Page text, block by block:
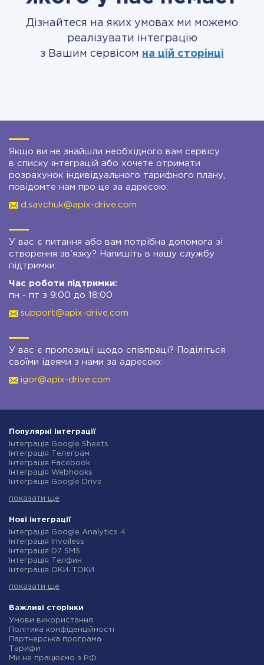
Дізнайтеся на яких умовах ми можемо
реалізувати інтеграцію
з Вашим сервісом на цій сторінці
Якщо ви не знайшли необхідного вам сервісу
в списку інтеграцій або хочете отримати
розрахунок індивідуального тарифного плану,
повідомте нам про це за адресою:
d.savchuk@apix-drive.com
У вас є питання або вам потрібна допомога зі
створення зв'язку? Напишіть в нашу службу
підтримки:
Час роботи підтримки:
пн - пт з 9:00 до 18:00
support@apix-drive.com
У вас є пропозиції щодо співпраці? Поділіться
своїми ідеями з нами за адресою:
igor@apix-drive.com
Популярні інтеграції
Інтеграція Google Sheets
Інтеграція Телеграм
Інтеграція Facebook
Інтеграція Webhooks
Інтеграція Google Drive
Інтеграція Gmail
Інтеграція Rozetka
Інтеграція OpenAI (ChatGPT)
Інтеграція Binotel
Інтеграція Prom
Інтеграція Приват24
Інтеграція OLX
Інтеграція SendPulse
Інтеграція Stream Telecom
Інтеграція Google Analytics
Інтеграція Creatio
Інтеграція Ringostat
Інтеграція Google Calendar
Інтеграція Airtable
показати ще
Нові інтеграції
Інтеграція Google Analytics 4
Інтеграція Invoiless
Інтеграція D7 SMS
Інтеграція Телфин
Інтеграція ОКИ-ТОКИ
Інтеграція Microsoft Dynamics 365
Інтеграція TxtSync
Інтеграція Wire2Air
Інтеграція Corezoid
Інтеграція Infobip
Інтеграція Instasent
Інтеграція AtomPark
показати ще
Важливі сторінки
Умови використання
Політика конфіденційності
Партнерська програма
Тарифи
Ми не працюємо з РФ